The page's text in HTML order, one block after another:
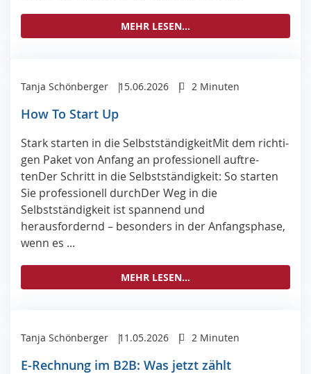
MEHR LESEN...
Tanja Schönberger 15.06.2026 2 Minuten
How To Start Up
Stark star­ten in die Selbst­stän­dig­keitMit dem rich­ti­
gen Pa­ket von An­fang an pro­fes­sio­nell auf­tre­
tenDer Schritt in die Selbstständigkeit: So starten
Sie professionell durchDer Weg in die
Selbstständigkeit ist spannend und
herausfordernd – besonders in der Anfangsphase,
wenn es ...
MEHR LESEN...
Tanja Schönberger 11.05.2026 2 Minuten
E-Rechnung im B2B: Was jetzt zählt